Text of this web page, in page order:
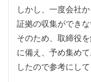
しかし、一度会社
証拠の収集ができ
そのため、取締役
に備え、予め集め
したので参考にして